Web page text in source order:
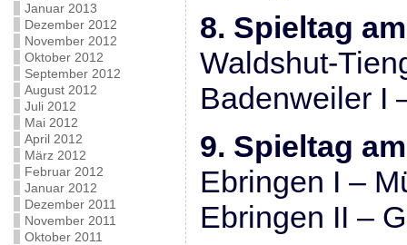
Januar 2013
Dezember 2012
November 2012
Oktober 2012
September 2012
August 2012
Juli 2012
Mai 2012
April 2012
März 2012
Februar 2012
Januar 2012
Dezember 2011
November 2011
Oktober 2011
8. Spieltag
Waldshut-
Badenweiler I
9. Spieltag
Ebringen I –
Ebringen II –